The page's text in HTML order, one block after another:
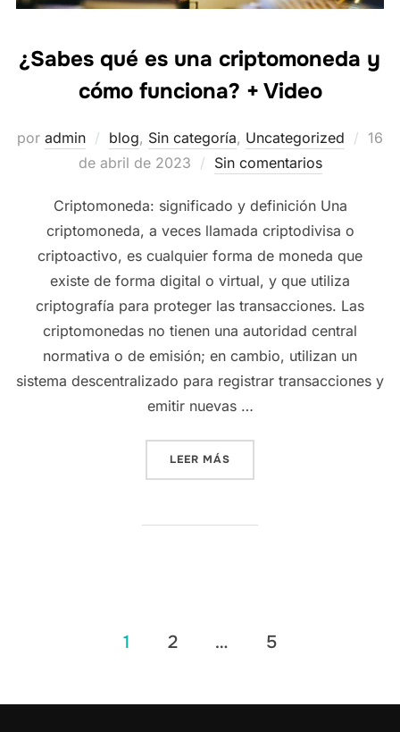
¿Sabes qué es una criptomoneda y
cómo funciona? + Video
por admin blog, Sin categoría, Uncategorized
16
de abril de 2023
Sin comentarios
Criptomoneda: significado y definición Una
criptomoneda, a veces llamada criptodivisa o
criptoactivo, es cualquier forma de moneda que
existe de forma digital o virtual, y que utiliza
criptografía para proteger las transacciones. Las
criptomonedas no tienen una autoridad central
normativa o de emisión; en cambio, utilizan un
sistema descentralizado para registrar transacciones y
emitir nuevas …
LEER MÁS
1 2 … 5